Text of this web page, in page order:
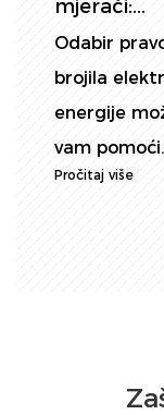
energije:
željez...
Precizno
potrošnje
ključno je u
Pročitaj više